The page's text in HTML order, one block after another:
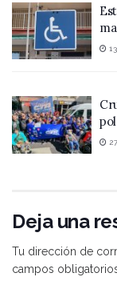
Deja una
Tu dirección de
campos